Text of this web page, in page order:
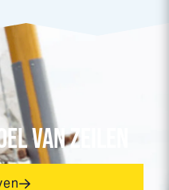
VAN ZEILEN